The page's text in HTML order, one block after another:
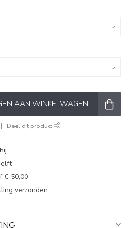
AAN WINKELWAGEN
Deel dit product
€ 50,00
verzonden